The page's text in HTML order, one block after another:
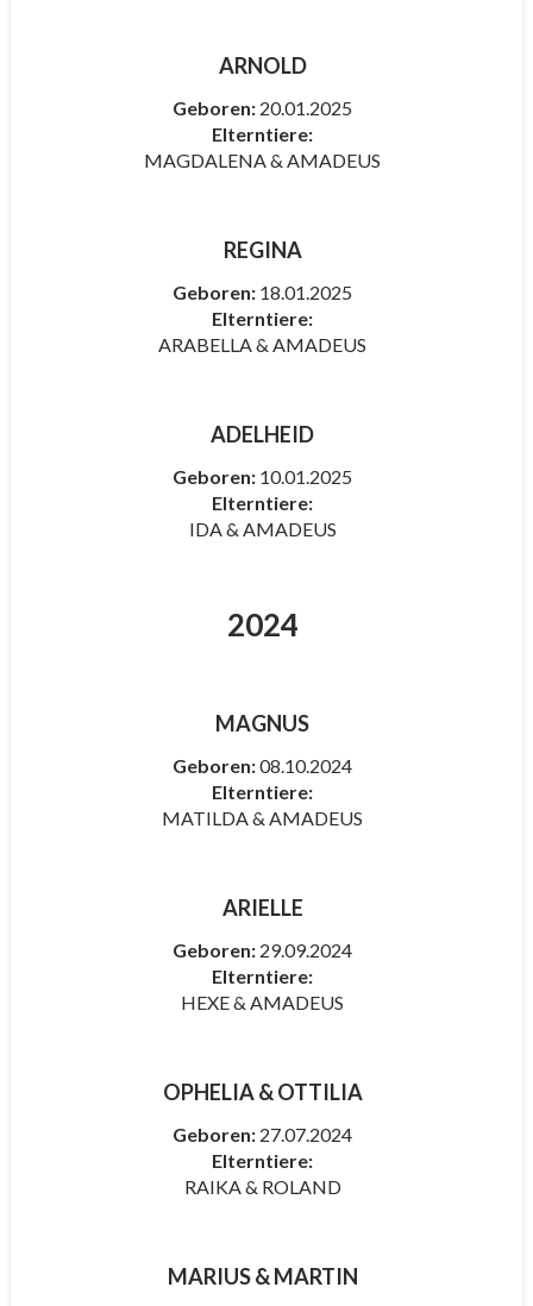
ARNOLD
Geboren: 20.01.2025
Elterntiere:
MAGDALENA & AMADEUS
REGINA
Geboren: 18.01.2025
Elterntiere:
ARABELLA & AMADEUS
ADELHEID
Geboren: 10.01.2025
Elterntiere:
IDA & AMADEUS
2024
MAGNUS
Geboren:08.10.2024
Elterntiere:
MATILDA & AMADEUS
ARIELLE
Geboren: 29.09.2024
Elterntiere:
HEXE & AMADEUS
OPHELIA & OTTILIA
Geboren: 27.07.2024
Elterntiere:
RAIKA & ROLAND
MARIUS & MARTIN